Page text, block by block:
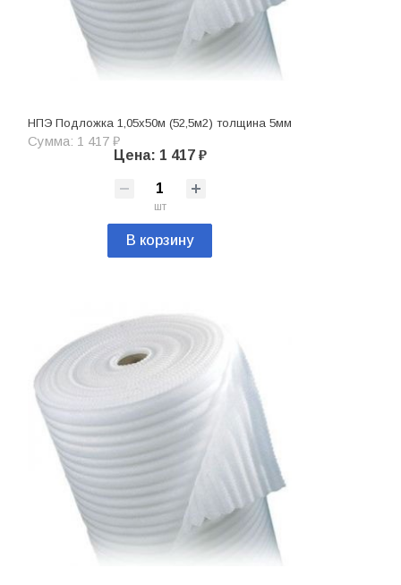
НПЭ Подложка 1,05х50м (52,5м2) толщина 5мм
Сумма: 1 417 ₽
Цена: 1 417 ₽
шт
В корзину